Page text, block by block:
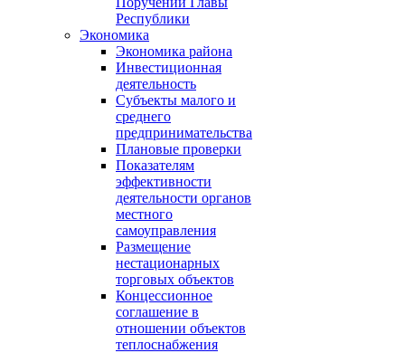
Республики
Экономика
Экономика района
Инвестиционная
деятельность
Субъекты малого и
среднего
предпринимательства
Плановые проверки
Показателям
эффективности
деятельности органов
местного
самоуправления
Размещение
нестационарных
торговых объектов
Концессионное
соглашение в
отношении объектов
теплоснабжения